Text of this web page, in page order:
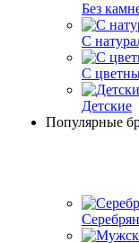
Без
С
С
Детские
Популярные